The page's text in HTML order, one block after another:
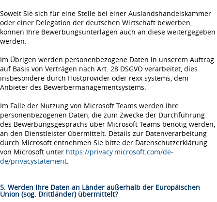
Soweit Sie sich für eine Stelle bei einer Auslandshandelskammer
oder einer Delegation der deutschen Wirtschaft bewerben,
können Ihre Bewerbungsunterlagen auch an diese weitergegeben
werden.
Im Übrigen werden personenbezogene Daten in unserem Auftrag
auf Basis von Verträgen nach Art. 28 DSGVO verarbeitet, dies
insbesondere durch Hostprovider oder rexx systems, dem
Anbieter des Bewerbermanagementsystems.
Im Falle der Nutzung von Microsoft Teams werden Ihre
personenbezogenen Daten, die zum Zwecke der Durchführung
des Bewerbungsgesprächs über Microsoft Teams benötig werden,
an den Dienstleister übermittelt. Details zur Datenverarbeitung
durch Microsoft entnehmen Sie bitte der Datenschutzerklärung
von Microsoft unter https://privacy.microsoft.com/de-
de/privacystatement.
5. Werden Ihre Daten an Länder außerhalb der Europäischen
Union (sog. Drittländer) übermittelt?